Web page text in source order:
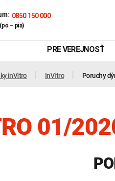
0850 150 000
– pia)
PRE VEREJNOSŤ
inVitro InVitro Poruchy
01/